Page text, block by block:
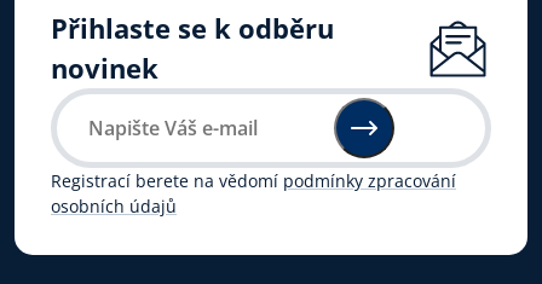
Přihlaste se k odběru
novinek
Registrací berete na vědomí podmínky zpracování
osobních údajů